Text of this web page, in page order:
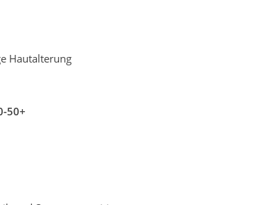
Hautalterung
50+